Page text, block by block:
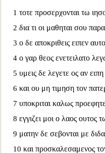
1 τοτε προσερχονται τω
2 δια τι οι μαθηται σου
3 ο δε αποκριθεις ειπεν
4 ο γαρ θεος ενετειλατο
5 υμεις δε λεγετε ος αν
6 και ου μη τιμηση τον
7 υποκριται καλως
8 εγγιζει μοι ο λαος ουτος
9 ματην δε σεβονται με
10 και προσκαλεσαμενος